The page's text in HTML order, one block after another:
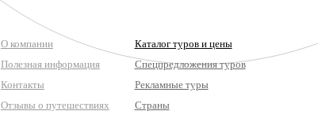
О компании
Полезная информация
Контакты
Отзывы о путешествиях
Каталог туров и цены
Спецпредложения туров
Рекламные туры
Страны